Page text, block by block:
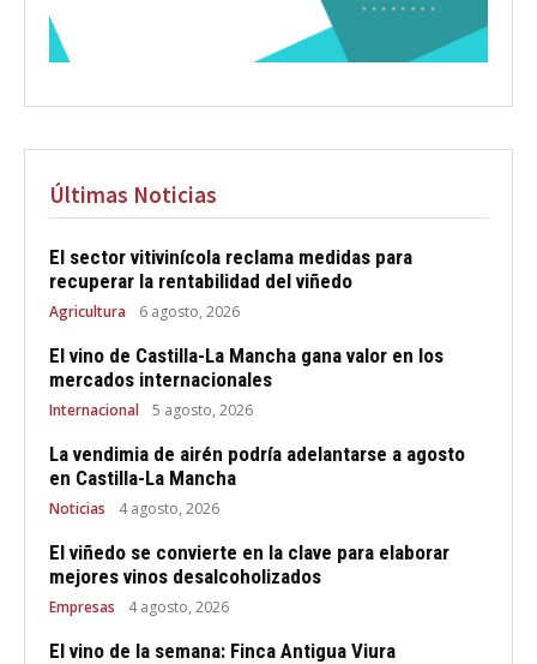
Últimas Noticias
El sector vitivinícola reclama medidas para
recuperar la rentabilidad del viñedo
Agricultura 6 agosto, 2026
El vino de Castilla-La Mancha gana valor en los
mercados internacionales
Internacional 5 agosto, 2026
La vendimia de airén podría adelantarse a agosto
en Castilla-La Mancha
Noticias 4 agosto, 2026
El viñedo se convierte en la clave para elaborar
mejores vinos desalcoholizados
Empresas 4 agosto, 2026
El vino de la semana: Finca Antigua Viura